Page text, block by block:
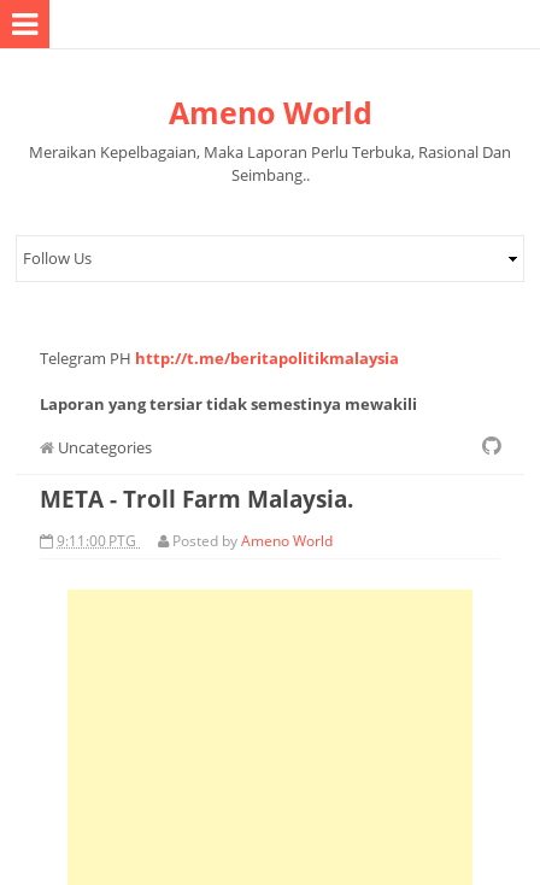
Ameno World
Meraikan Kepelbagaian, Maka Laporan Perlu Terbuka, Rasional Dan
Seimbang..
Telegram PH http://t.me/beritapolitikmalaysia
Laporan yang tersiar tidak semestinya mewakili
Uncategories
META - Troll Farm Malaysia.
9:11:00 PTG Posted byAmeno World